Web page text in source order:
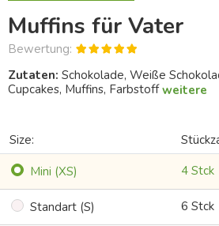
Muffins für Vater
Bewertung:
Zutaten: Schokolade, Weiße
Cupcakes, Muffins, Farbstoffweitere
Size:
Mini (XS)
4 Stck
Standart (S) 6 Stck